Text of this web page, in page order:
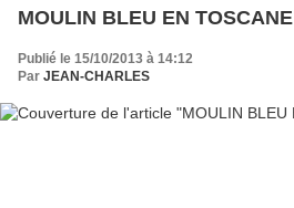
MOULIN BLEU EN TOSCANE
Publié le 15/10/2013 à 14:12
Par JEAN-CHARLES